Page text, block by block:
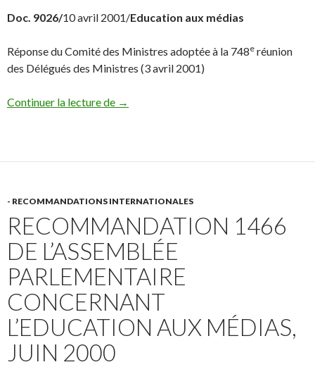
Doc. 9026/10 avril 2001/Education aux médias
Réponse du Comité des Ministres adoptée à la 748e réunion
des Délégués des Ministres (3 avril 2001)
Continuer la lecture de Réponse du Comité des Ministres à la
→
- RECOMMANDATIONS INTERNATIONALES
RECOMMANDATION 1466
DE L’ASSEMBLÉE
PARLEMENTAIRE
CONCERNANT
L’EDUCATION AUX MÉDIAS,
JUIN 2000